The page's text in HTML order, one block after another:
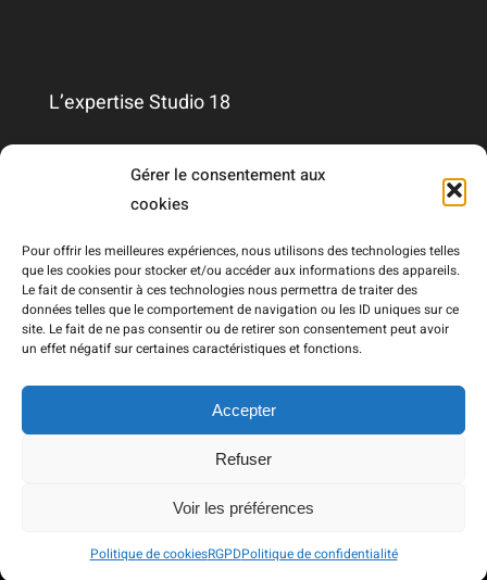
Gérer le consentement aux
cookies
Pour offrir les meilleures expériences, nous utilisons des technologies telles
que les cookies pour stocker et/ou accéder aux informations des appareils.
Le fait de consentir à ces technologies nous permettra de traiter des
données telles que le comportement de navigation ou les ID uniques sur ce
site. Le fait de ne pas consentir ou de retirer son consentement peut avoir
un effet négatif sur certaines caractéristiques et fonctions.
Accepter
Refuser
Voir les préférences
Politique de cookiesRGPDPolitique de confidentialité
L’expertise Studio 18
Qui sommes-nous ?
Mentions légales
RGPD
Tous droits réservésStudio 18|